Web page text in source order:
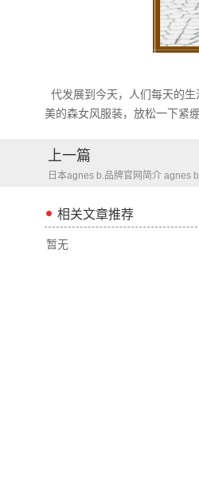
代发展到今天，人们每天的
美的森女风服装，放松一下紧
上一篇
日本agnes b.品牌官网简介 agnes
相关文章推荐
暂无